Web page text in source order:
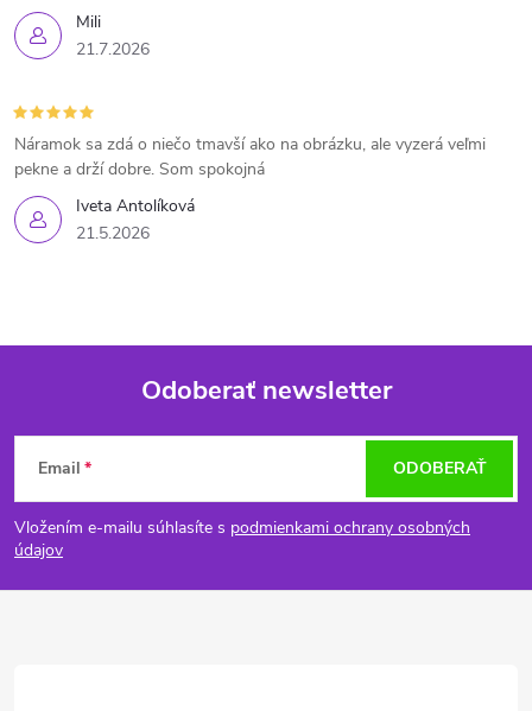
Mili
21.7.2026
Iveta Antolíková
21.5.2026
Náramok sa zdá o niečo tmavší ako na obrázku, ale vyzerá veľmi
pekne a drží dobre. Som spokojná
Z
á
p
Odoberať newsletter
Email
Vložením e-mailu súhlasíte s podmienkami ochrany osobných
údajov
ODOBERAŤ